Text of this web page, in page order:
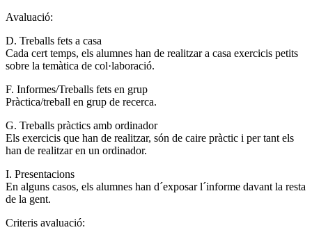
Avaluació:
D. Treballs fets a casa
Cada cert temps, els alumnes han de realitzar a casa exercicis petits
sobre la temàtica de col·laboració.
F. Informes/Treballs fets en grup
Pràctica/treball en grup de recerca.
G. Treballs pràctics amb ordinador
Els exercicis que han de realitzar, són de caire pràctic i per tant els
han de realitzar en un ordinador.
I. Presentacions
En alguns casos, els alumnes han d´exposar l´informe davant la resta
de la gent.
Criteris avaluació: